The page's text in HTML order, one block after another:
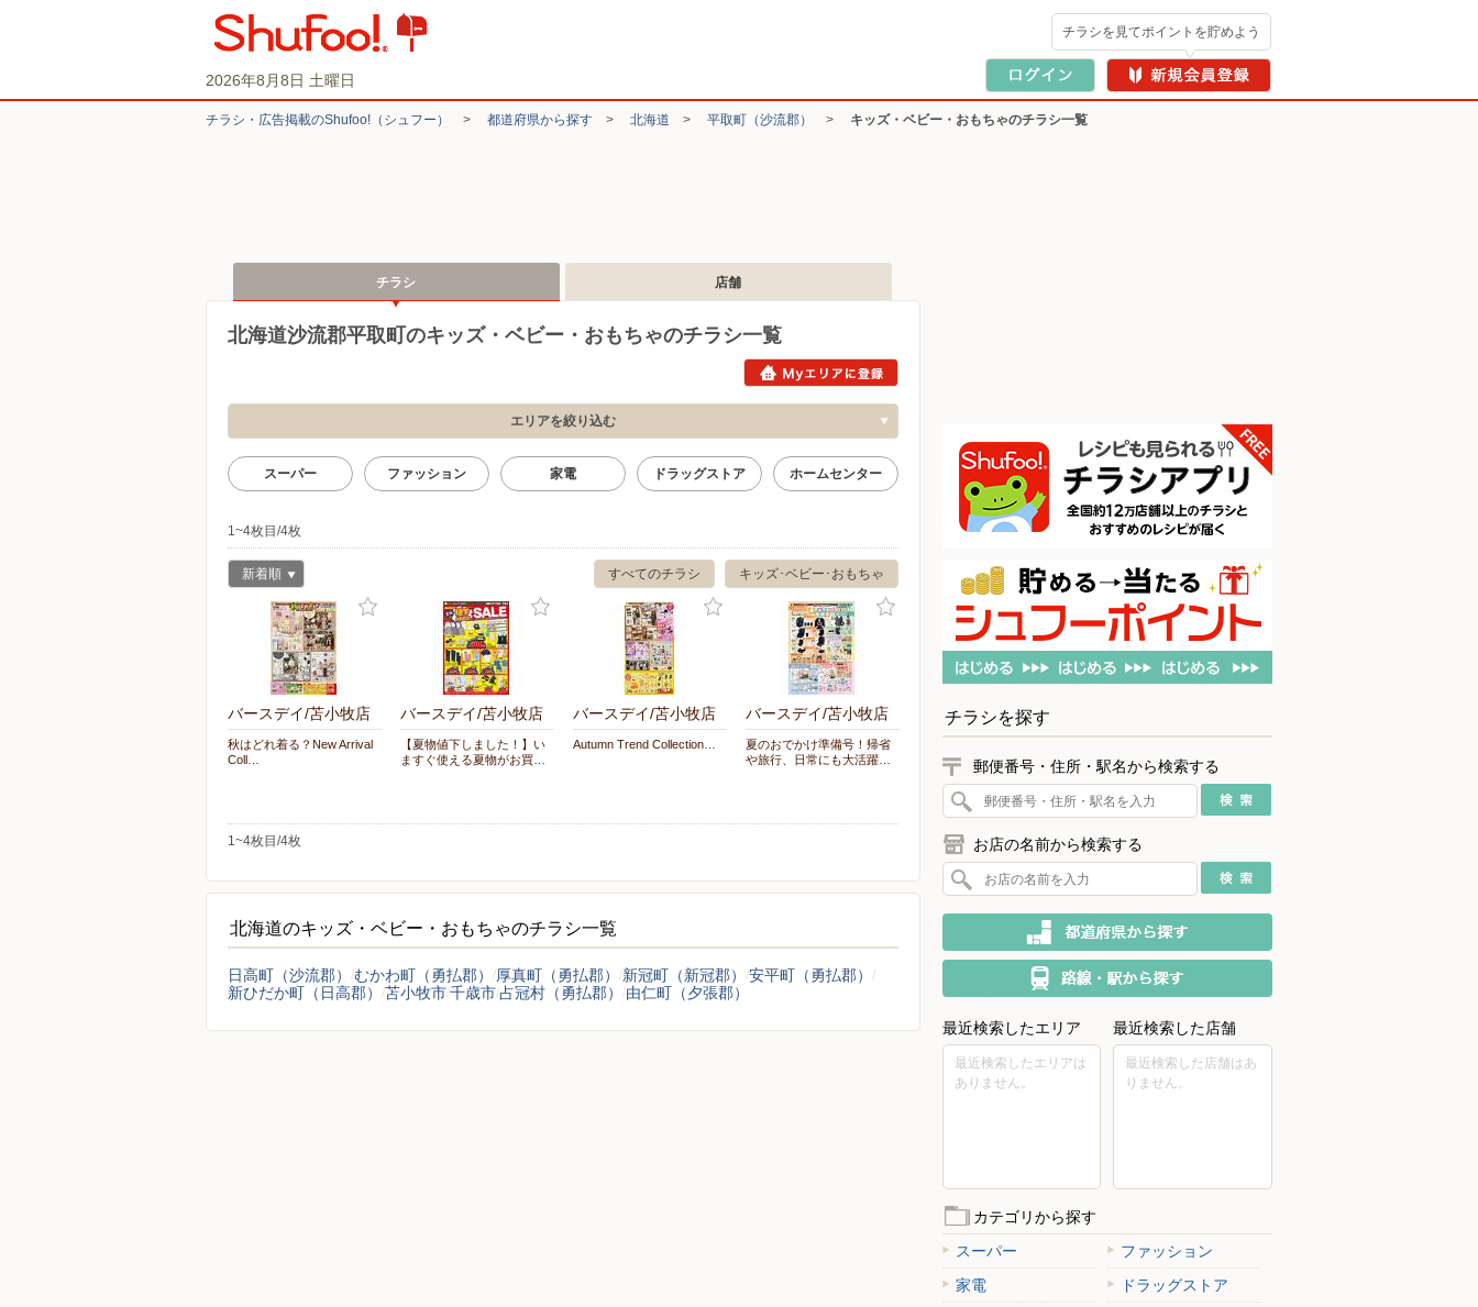
2026年8月8日 土曜日
チラシを見てポイントを貯めよう
チラシ・​広告掲載の​Shufoo!​（シュフー） > 都道府県から探す > 北海道 > 平取町（沙流郡） > キッズ・ベビー・おもちゃのチラシ一覧
チラシ 店舗
北海道沙流郡平取町のキッズ・ベビー・おもちゃのチラシ一覧
エリアを絞り込む
スーパー ファッション 家電 ドラッグストア ホームセンター
1~4枚目/4枚
キッズ･ベビー･おもちゃ
すべてのチラシ
新着順
バースデイ/苫小牧店
秋はどれ着る？New Arrival
Coll…
バースデイ/苫小牧店
【夏物値下しました！】い
ますぐ使える夏物がお買…
バースデイ/苫小牧店
Autumn Trend Collection…
バースデイ/苫小牧店
夏のおでかけ準備号！帰省
や旅行、日常にも大活躍…
1~4枚目/4枚
北海道のキッズ・ベビー・おもちゃのチラシ一覧
日高町（沙流郡） むかわ町（勇払郡） 厚真町（勇払郡） 新冠町（新冠郡）
安平町（勇払郡）
新ひだか町（日高郡）
苫小牧市千歳市占冠村（勇払郡） 由仁町（夕張郡）
チラシを探す
郵便番号・住所・駅名から検索する
お店の名前から検索する
最近検索したエリア
最近検索したエリアは
ありません。
最近検索した店舗
最近検索した店舗はあ
りません。
カテゴリから探す
スーパー
ファッション
家電
ドラッグストア